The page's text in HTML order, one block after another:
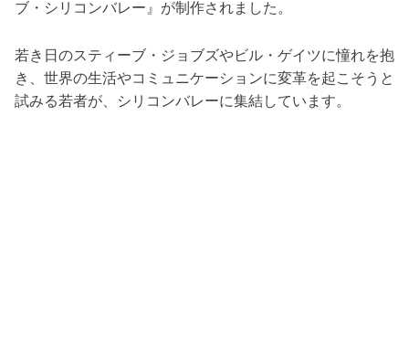
ブ・シリコンバレー』が制作されました。
若き日のスティーブ・ジョブズやビル・ゲイツに憧れを抱
き、世界の生活やコミュニケーションに変革を起こそうと
試みる若者が、シリコンバレーに集結しています。